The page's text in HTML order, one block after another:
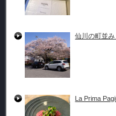
仙川の町並
La Prima